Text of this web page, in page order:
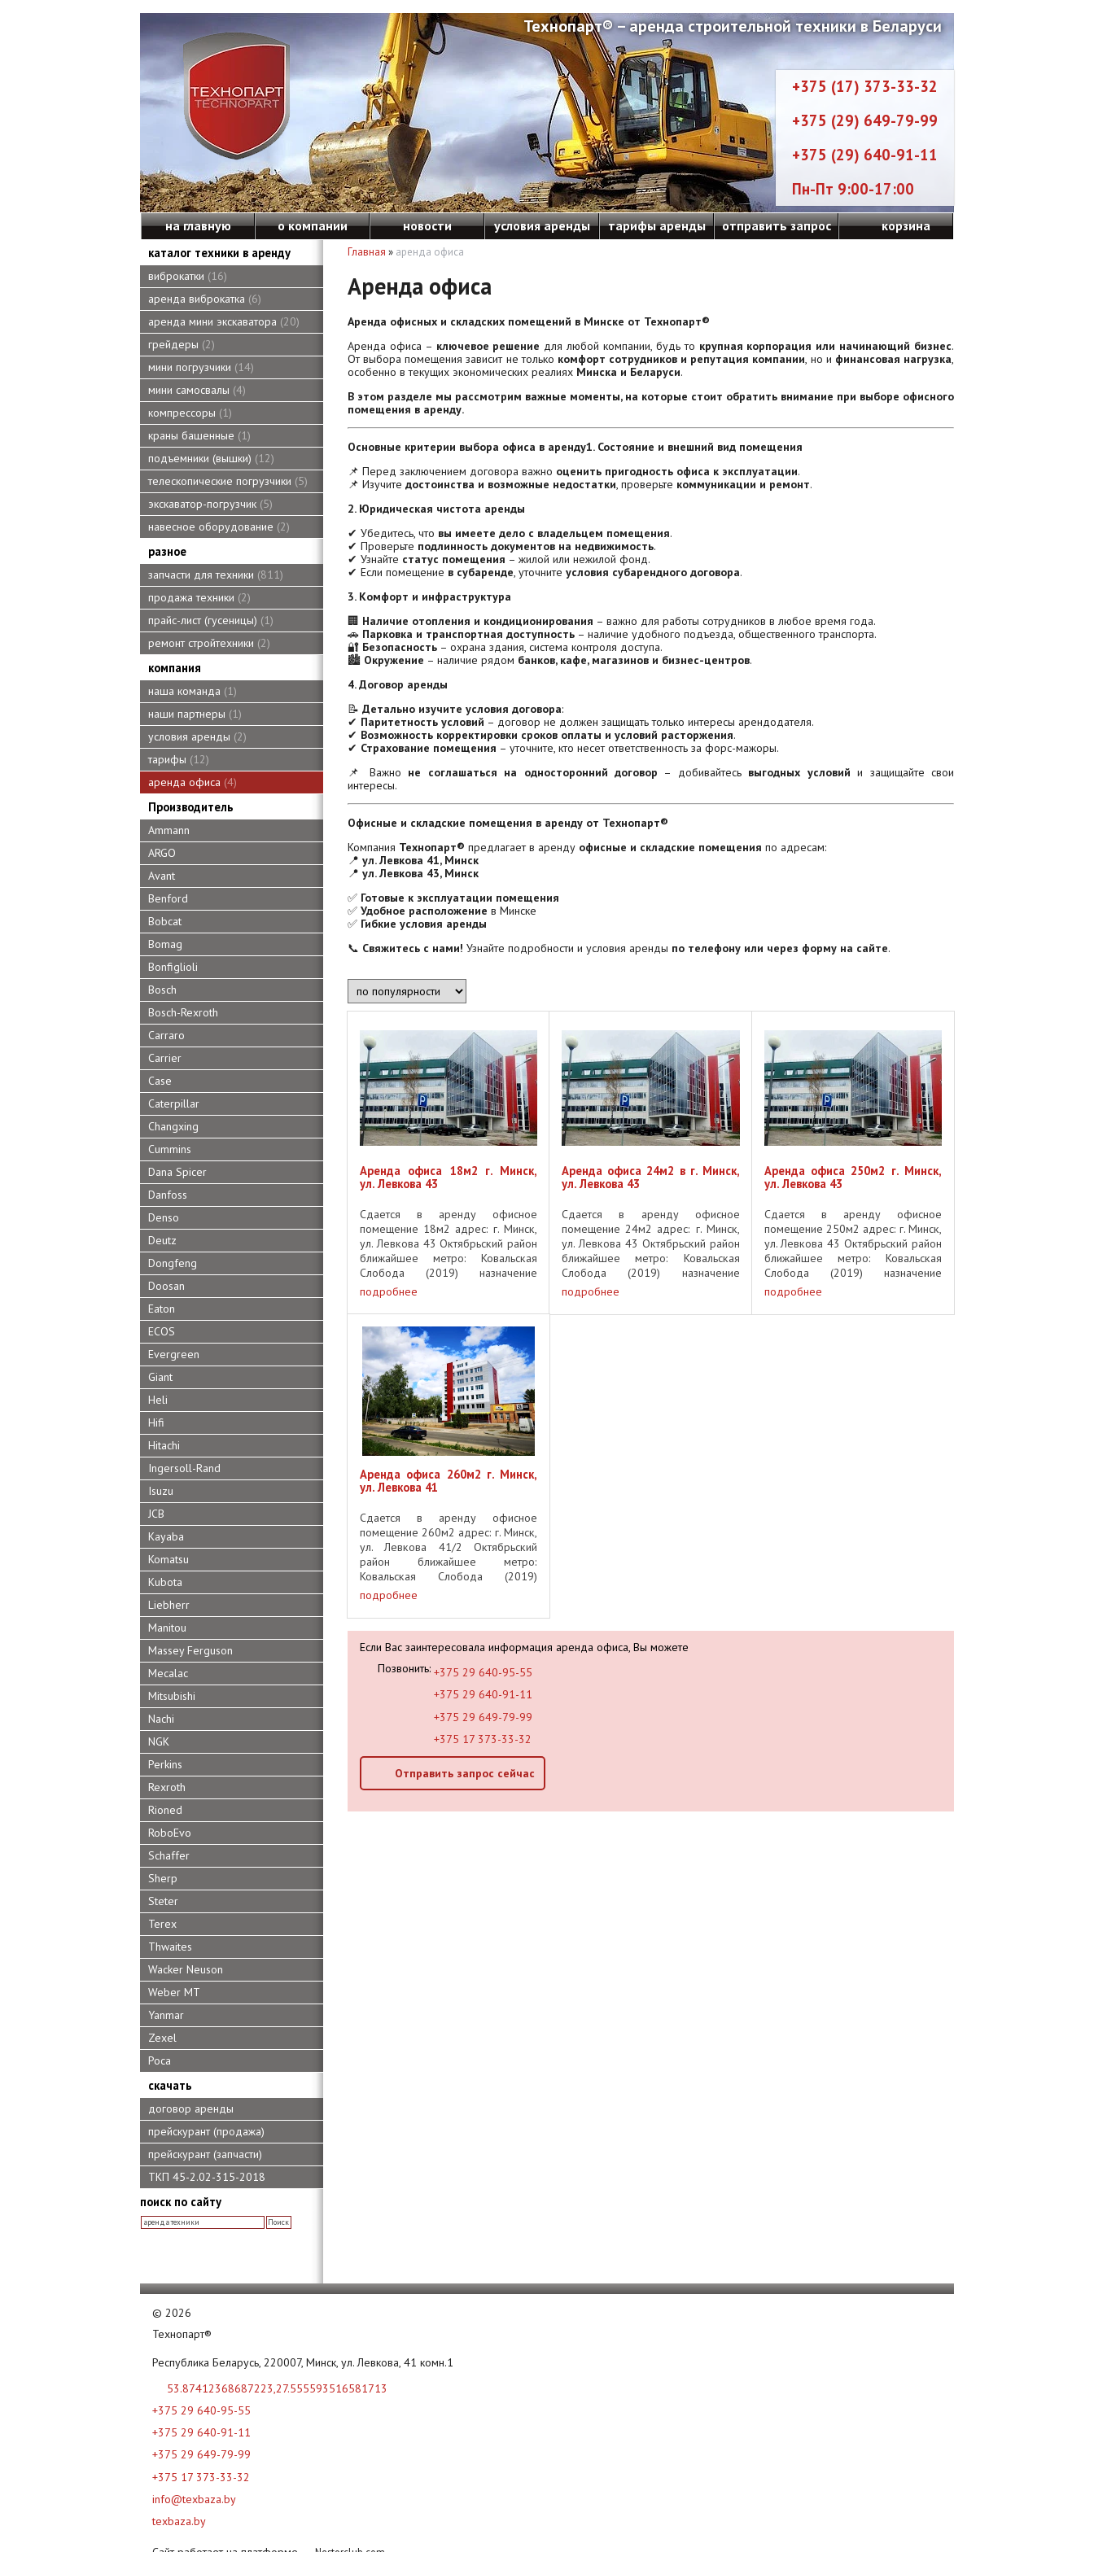
Технопарт® – аренда строительной техники в Беларуси
+375 (17) 373-33-32
+375 (29) 649-79-99
+375 (29) 640-91-11
Пн-Пт 9:00-17:00
на главную о компании новости условия аренды тарифы аренды отправить запрос корзина
каталог техники в аренду
виброкатки
16
аренда виброкатка 6
аренда мини экскаватора 20
грейдеры 2
мини погрузчики
14
мини самосвалы 4
компрессоры
1
краны башенные
1
подъемники (вышки)
12
телескопические погрузчики 5
экскаватор-погрузчик 5
навесное оборудование 2
разное
запчасти для техники 811
продажа техники 2
прайс-лист (гусеницы)
1
ремонт стройтехники 2
компания
наша команда
1
наши партнеры
1
условия аренды 2
тарифы
12
аренда офиса 4
Производитель
Ammann
ARGO
Avant
Benford
Bobcat
Bomag
Bonfiglioli
Bosch
Bosch-Rexroth
Carraro
Carrier
Case
Caterpillar
Changxing
Cummins
Dana Spicer
Danfoss
Denso
Deutz
Dongfeng
Doosan
Eaton
ECOS
Evergreen
Giant
Heli
Hifi
Hitachi
Ingersoll-Rand
Isuzu
JCB
Kayaba
Komatsu
Kubota
Liebherr
Manitou
Massey Ferguson
Mecalac
Mitsubishi
Nachi
NGK
Perkins
Rexroth
Rioned
RoboEvo
Schaffer
Sherp
Steter
Terex
Thwaites
Wacker Neuson
Weber MT
Yanmar
Zexel
Роса
скачать
договор аренды
прейскурант (продажа)
прейскурант (запчасти)
ТКП 45-2.02-315-2018
поиск по сайту
Главная » аренда офиса
Аренда офиса
Аренда офисных и складских помещений в Минске от Технопарт®
Аренда офиса – ключевое решение для любой компании, будь то крупная корпорация или начинающий бизнес.
От выбора помещения зависит не только комфорт сотрудников и репутация компании , но и финансовая нагрузка
особенно в текущих экономических реалиях Минска и Беларуси.
В этом разделе мы рассмотрим важные моменты, на которые стоит обратить внимание при выборе офисного
помещения в аренду.
Основные критерии выбора офиса в аренду1. Состояние и внешний вид помещения
📌 Перед заключением договора важно оценить пригодность офиса к эксплуатации.
📌 Изучите достоинства и возможные недостатки , проверьте коммуникации и ремонт.
2. Юридическая чистота аренды
✔ Убедитесь, что вы имеете дело с владельцем помещения.
✔ Проверьте подлинность документов на недвижимость.
✔ Узнайте статус помещения – жилой или нежилой фонд.
✔ Если помещение в субаренде , уточните условия субарендного договора.
3. Комфорт и инфраструктура
🏢 Наличие отопления и кондиционирования – важно для работы сотрудников в любое время года.
🚗 Парковка и транспортная доступность – наличие удобного подъезда, общественного транспорта.
🔐 Безопасность – охрана здания, система контроля доступа.
🏙 Окружение – наличие рядом банков, кафе, магазинов и бизнес-центров.
4. Договор аренды
📝 Детально изучите условия договора:
✔ Паритетность условий – договор не должен защищать только интересы арендодателя.
✔ Возможность корректировки сроков оплаты и условий расторжения.
✔ Страхование помещения – уточните, кто несет ответственность за форс-мажоры.
📌 Важно не соглашаться на односторонний договор – добивайтесь выгодных условий и защищайте свои
интересы.
Офисные и складские помещения в аренду от Технопарт®
Компания Технопарт® предлагает в аренду офисные и складские помещения по адресам:
📍 ул. Левкова 41, Минск
📍 ул. Левкова 43, Минск
✅ Готовые к эксплуатации помещения
✅ Удобное расположение в Минске
✅ Гибкие условия аренды
📞 Свяжитесь с нами! Узнайте подробности и условия аренды по телефону или через форму на сайте.
Аренда офиса 18м2 г. Минск,
ул. Левкова 43
Сдается в аренду офисное
помещение 18м2 адрес: г. Минск,
ул. Левкова 43 Октябрьский район
ближайшее метро: Ковальская
Слобода (2019) назначение
здания: бизнес центр год
постройки: 2018 этаж: 4 парковка:
есть ремонт: чистовая отделка
отопление: ...
подробнее
Аренда офиса 24м2 в г. Минск,
ул. Левкова 43
Сдается в аренду офисное
помещение 24м2 адрес: г. Минск,
ул. Левкова 43 Октябрьский район
ближайшее метро: Ковальская
Слобода (2019) назначение
здания: бизнес центр год
постройки: 2018 этаж: 2/3/4
парковка: есть ремонт: чистовая
подробнее
Аренда офиса 250м2 г. Минск,
ул. Левкова 43
Сдается в аренду офисное
помещение 250м2 адрес: г. Минск,
ул. Левкова 43 Октябрьский район
ближайшее метро: Ковальская
Слобода (2019) назначение
здания: бизнес центр год
постройки: 2018 этаж: 2/3/4
парковка: есть ремонт: чистовая
подробнее
Аренда офиса 260м2 г. Минск,
ул. Левкова 41
Сдается в аренду офисное
помещение 260м2 адрес: г. Минск,
ул. Левкова 41/2 Октябрьский
район ближайшее метро:
Ковальская Слобода (2019)
назначение здания: бизнес центр
год постройки: 2019 этаж: 0/6
парковка: есть ремонт: чистовая
отделка отопление: ...
подробнее
Если Вас заинтересовала информация аренда офиса, Вы можете
Позвонить: +375 29 640-95-55
+375 29 640-91-11
+375 29 649-79-99
+375 17 373-33-32
Отправить запрос сейчас
© 2026
Технопарт®
Республика Беларусь, 220007, Минск, ул. Левкова, 41 комн.1
53.87412368687223,27.555593516581713
+375 29 640-95-55
+375 29 640-91-11
+375 29 649-79-99
+375 17 373-33-32
info@texbaza.by
texbaza.by